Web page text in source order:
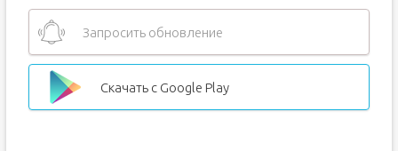
Запросить обновление
Скачать с Google Play